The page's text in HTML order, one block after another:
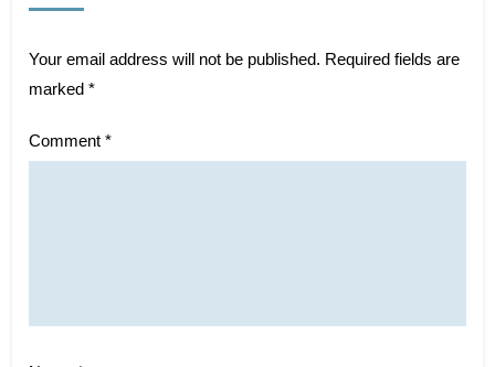
Your email address will not be published. Required fields are
marked*
Comment*